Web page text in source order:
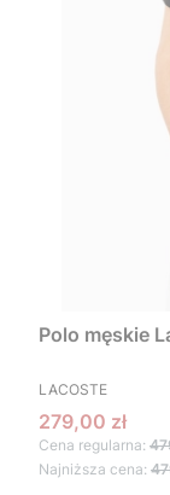
Polo męskie
PRODUCENT
LACOSTE
Cena
279,00 zł
Cena regularna:
Najniższa cena: